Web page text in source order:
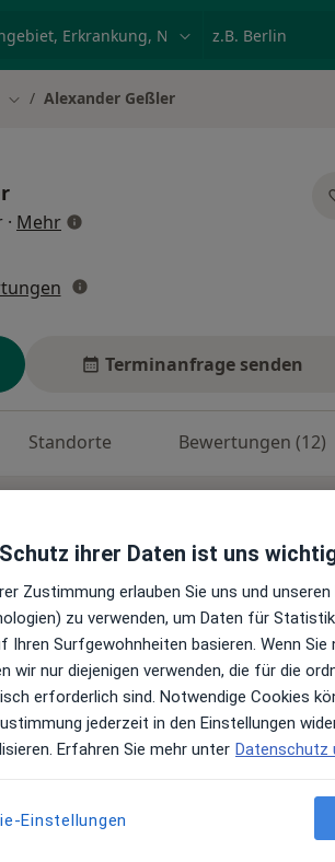
Stadt ändern
Alexander Geßler
· Mehrüber Spezialisierungen
Terminanfrage senden
Standorte Bewertungen (12)
Leistungen und Kosten
Informationen über Leistungen
ihrer Daten ist uns
Zustimmung erlauben Sie uns und
zu verwenden, um Daten für
Ihren Surfgewohnheiten basieren. Wenn
wir nur diejenigen verwenden, die für die
erforderlich sind. Notwendige Cookies
jederzeit in den Einstellungen
Erfahren Sie mehr unter Datenschutz
Einstellungen